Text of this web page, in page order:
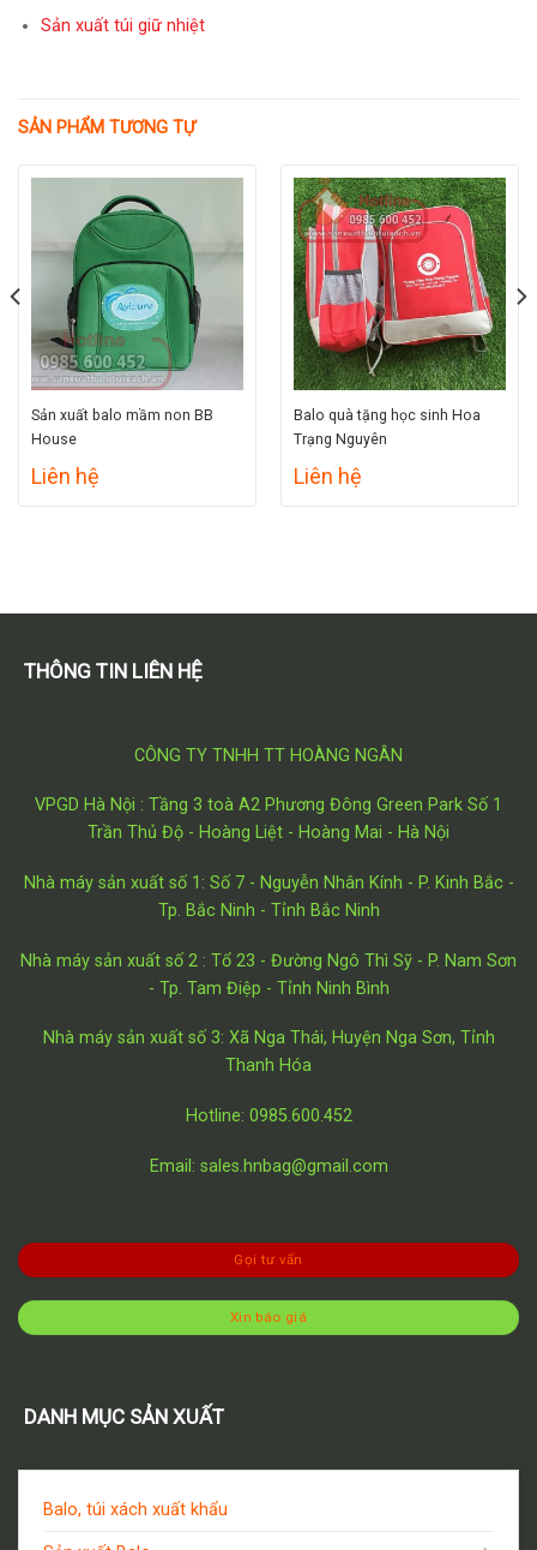
Sản xuất túi giữ nhiệt
SẢN PHẨM TƯƠNG TỰ
Sản xuất balo mầm non BB
House
Liên hệ
Balo quà tặng học sinh Hoa
Trạng Nguyên
Liên hệ
THÔNG TIN LIÊN HỆ
CÔNG TY TNHH TT HOÀNG NGÂN
VPGD Hà Nội : Tầng 3 toà A2 Phương Đông Green Park Số 1
Trần Thủ Độ - Hoàng Liệt - Hoàng Mai - Hà Nội
Nhà máy sản xuất số 1: Số 7 - Nguyễn Nhân Kính - P. Kinh Bắc -
Tp. Bắc Ninh - Tỉnh Bắc Ninh
Nhà máy sản xuất số 2 : Tổ 23 - Đường Ngô Thì Sỹ - P. Nam Sơn
- Tp. Tam Điệp - Tỉnh Ninh Bình
Nhà máy sản xuất số 3: Xã Nga Thái, Huyện Nga Sơn, Tỉnh
Thanh Hóa
Hotline: 0985.600.452
Email: sales.hnbag@gmail.com
Gọi tư vấn
Xin báo giá
DANH MỤC SẢN XUẤT
Balo, túi xách xuất khẩu